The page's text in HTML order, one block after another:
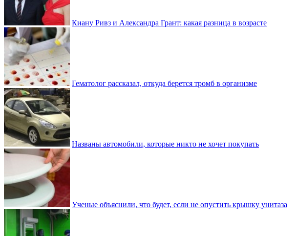
Киану Ривз и Александра Грант: какая разница в возрасте
Гематолог рассказал, откуда берется тромб в организме
Названы автомобили, которые никто не хочет покупать
Ученые объяснили, что будет, если не опустить крышку унитаза